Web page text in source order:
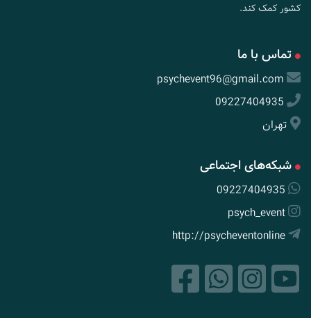
کشور کمک کند.
تماس با ما
psychevent96@gmail.com
09227404935
تهران
شبکه‌های اجتماعی
09227404935
psych_event
http://psycheventonline